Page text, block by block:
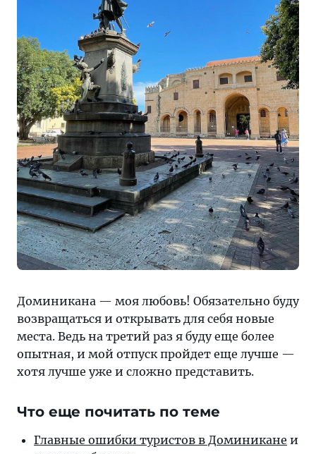
Доминикана — моя любовь! Обязательно буду
возвращаться и открывать для себя новые
места. Ведь на третий раз я буду еще более
опытная, и мой отпуск пройдет еще лучше —
хотя лучше уже и сложно представить.
Что еще почитать по теме
Главные ошибки туристов в Доминикане и